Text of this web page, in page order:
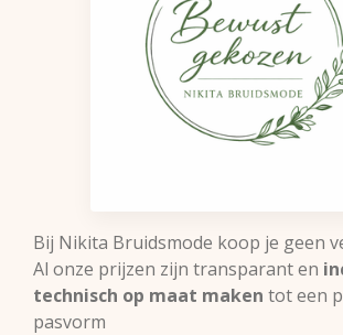
Bij Nikita Bruidsmode koop je geen
Al onze prijzen zijn transparant en
technisch op maat maken tot een
pasvorm